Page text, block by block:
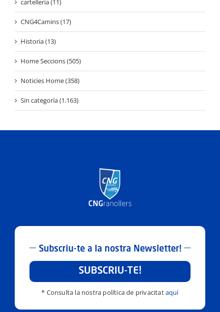
CNG4Camins (17)
Historia (13)
Home Seccions (505)
Noticies Home (358)
Sin categoría (1.163)
Subscriu-te a la nostra Newsletter!
SUBSCRIU-TE!
* Consulta la nostra política de privacitataquí